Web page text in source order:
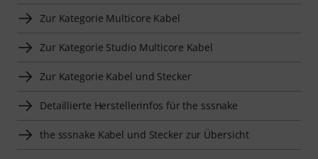
Zur Kategorie Multicore Kabel
Zur Kategorie Studio Multicore Kabel
Zur Kategorie Kabel und Stecker
Detaillierte Herstellerinfos für the sssnake
the sssnake Kabel und Stecker zur Übersicht